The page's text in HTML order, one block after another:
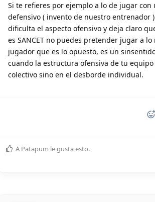
Si te refieres por ejemplo a lo de jugar con
defensivo ( invento de nuestro entrenador
dificulta el aspecto ofensivo y deja claro
es SANCET no puedes pretender jugar a
jugador que es lo opuesto, es un
cuando la estructura ofensiva de tu equipo
colectivo sino en el desborde individual.
A Patapum le gusta esto.